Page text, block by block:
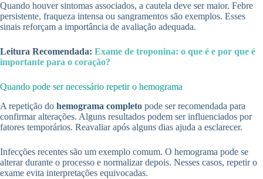
Quando houver sintomas associados, a cautela deve ser maior. Febre
persistente, fraqueza intensa ou sangramentos são exemplos. Esses
sinais reforçam a importância de avaliação adequada.
Leitura Recomendada: Exame de troponina: o que é e por que é
importante para o coração?
Quando pode ser necessário repetir o hemograma
A repetição do hemograma completo pode ser recomendada para
confirmar alterações. Alguns resultados podem ser influenciados por
fatores temporários. Reavaliar após alguns dias ajuda a esclarecer.
Infecções recentes são um exemplo comum. O hemograma pode se
alterar durante o processo e normalizar depois. Nesses casos, repetir o
exame evita interpretações equivocadas.